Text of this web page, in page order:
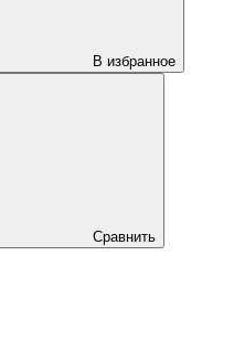
В избранное
Сравнить